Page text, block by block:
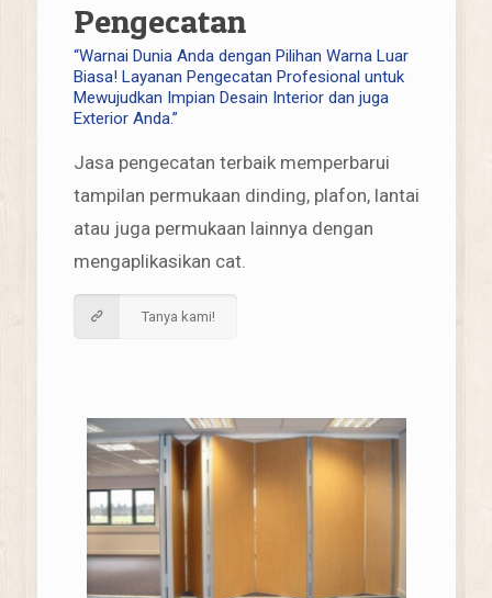
Pengecatan
“Warnai Dunia Anda dengan Pilihan Warna Luar
Biasa! Layanan Pengecatan Profesional untuk
Mewujudkan Impian Desain Interior dan juga
Exterior Anda.”
Jasa pengecatan terbaik memperbarui
tampilan permukaan dinding, plafon, lantai
atau juga permukaan lainnya dengan
mengaplikasikan cat.
Tanya kami!